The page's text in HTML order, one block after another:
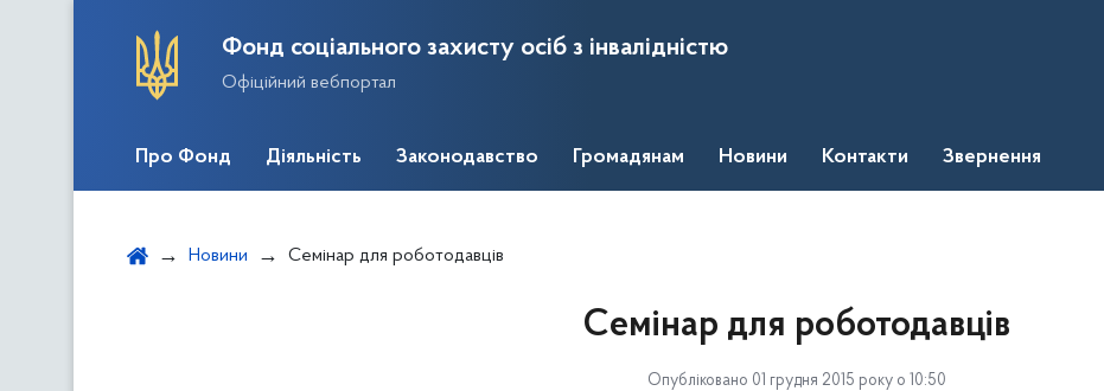
Фонд соціального захисту осіб з інвалідністю
Офіційний вебпортал
Про Фонд Діяльність Законодавство Громадянам Новини Контакти Звернення
Новини Семінар для роботодавців
Семінар для роботодавців
Опубліковано 01 грудня 2015 року о 10:50